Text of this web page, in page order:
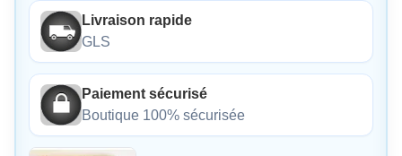
Livraison rapide
GLS
Paiement sécurisé
Boutique 100% sécurisée